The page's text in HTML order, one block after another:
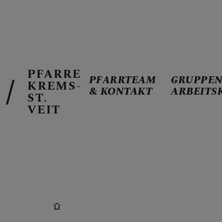
PFARRE
KREMS-
ST.
VEIT
PFARRTEAM
& KONTAKT